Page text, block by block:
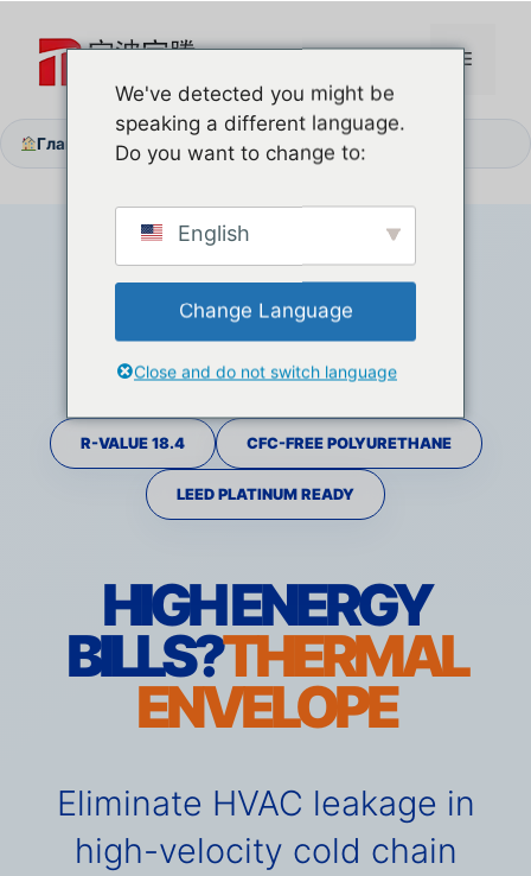
Меню
Главная Высокие счета за электроэнергию? Установите теплоизоляционные панели
R-VALUE 18.4 CFC-FREE POLYURETHANE
LEED PLATINUM READY
HIGH ENERGY
BILLS?THERMAL
ENVELOPE
Eliminate HVAC leakage in
high-velocity cold chain
We've detected you might be
speaking a different language.
Do you want to change to:
English
Change Language
Close and do not switch language